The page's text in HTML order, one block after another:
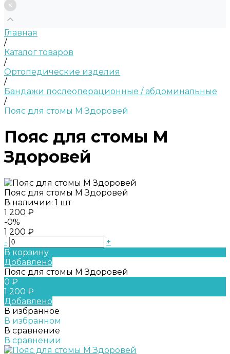
Главная
/
Каталог товаров
/
Ортопедические изделия
/
Бандажи послеоперационные / абдоминальные
/
Пояс для стомы M Здоровей
Пояс для стомы M
Здоровей
Пояс для стомы M Здоровей
В наличии: 1 шт
1 200 ₽
-0%
1 200 ₽
-
+
В корзину
Добавлено
Пояс для стомы M Здоровей
0 ₽
1 200 ₽
Добавлено
В избранное
В избранном
В сравнение
В сравнении